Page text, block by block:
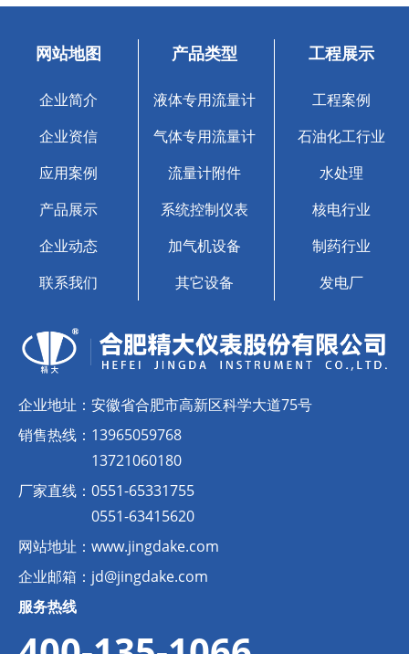
企业地址： 安徽省合肥市高新区科学大道75号
销售热线： 13965059768
13721060180
厂家直线： 0551-65331755
0551-63415620
网站地址： www.jingdake.com
企业邮箱： jd@jingdake.com
服务热线
网站地图
企业简介
企业资信
应用案例
产品展示
企业动态
联系我们
产品类型
液体专用流量计
气体专用流量计
流量计附件
系统控制仪表
加气机设备
其它设备
工程展示
工程案例
石油化工行业
水处理
核电行业
制药行业
发电厂